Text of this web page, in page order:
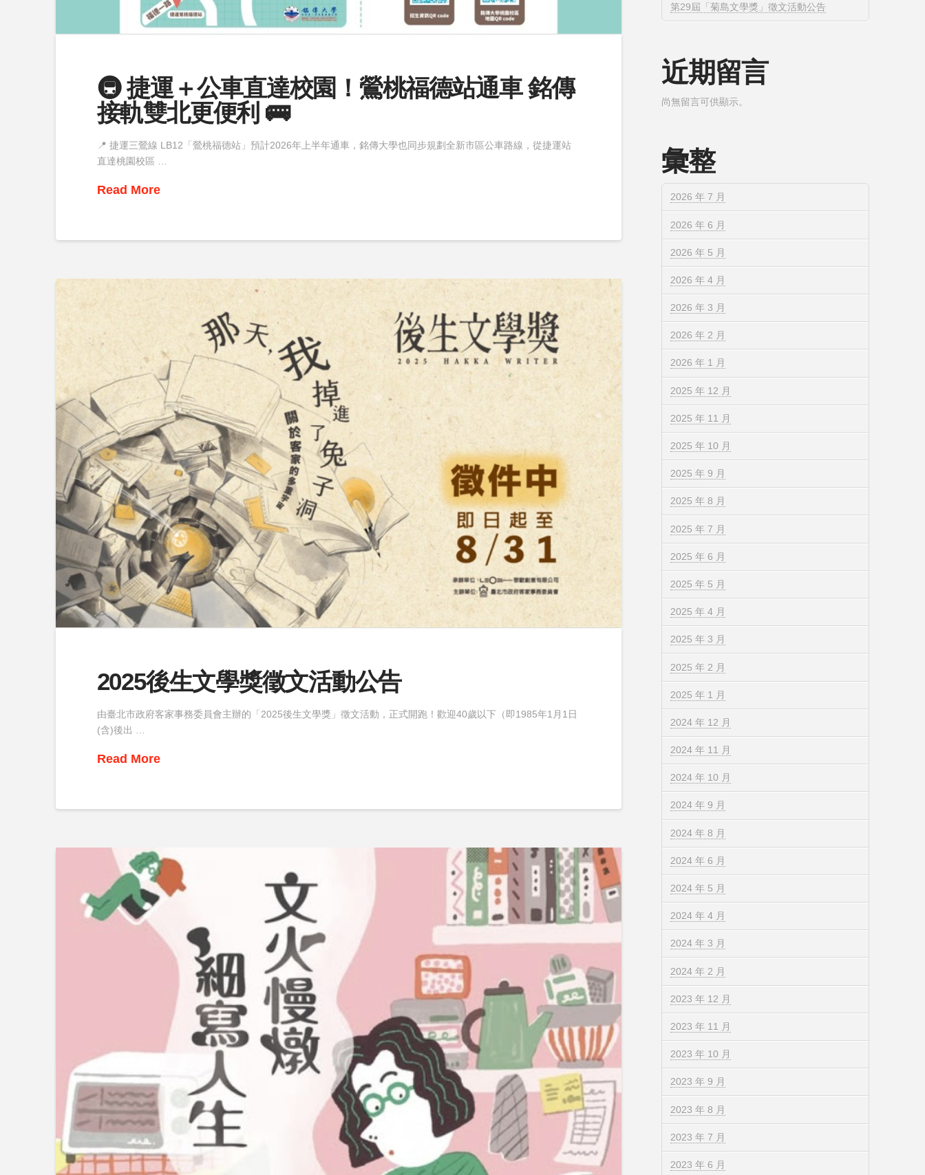
🚇 捷運＋公車直達校園！鶯桃福德站通車 銘傳
接軌雙北更便利 🚌
📍 捷運三鶯線 LB12「鶯桃福德站」預計2026年上半年通車，銘傳大學也同步規劃全新市區公車路線，從捷運站
直達桃園校區 …
Read More
2025後生文學獎徵文活動公告
由臺北市政府客家事務委員會主辦的「2025後生文學獎」徵文活動，正式開跑！歡迎40歲以下（即1985年1月1日
(含)後出 …
Read More
第29屆「菊島文學獎」徵文活動公告
近期留言
尚無留言可供顯示。
彙整
2026 年 7 月
2026 年 6 月
2026 年 5 月
2026 年 4 月
2026 年 3 月
2026 年 2 月
2026 年 1 月
2025 年 12 月
2025 年 11 月
2025 年 10 月
2025 年 9 月
2025 年 8 月
2025 年 7 月
2025 年 6 月
2025 年 5 月
2025 年 4 月
2025 年 3 月
2025 年 2 月
2025 年 1 月
2024 年 12 月
2024 年 11 月
2024 年 10 月
2024 年 9 月
2024 年 8 月
2024 年 6 月
2024 年 5 月
2024 年 4 月
2024 年 3 月
2024 年 2 月
2023 年 12 月
2023 年 11 月
2023 年 10 月
2023 年 9 月
2023 年 8 月
2023 年 7 月
2023 年 6 月